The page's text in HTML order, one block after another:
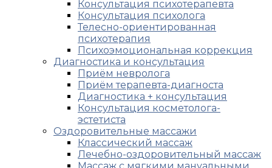
Консультация психотерапевта
Консультация психолога
Телесно-ориентированная
психотерапия
Психоэмоциональная коррекция
Диагностика и консультация
Приём невролога
Приём терапевта-диагноста
Диагностика + консультация
Консультация косметолога-
эстетиста
Оздоровительные массажи
Классический массаж
Лечебно-оздоровительный массаж